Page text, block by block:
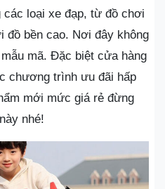
các loại xe đạp, từ đồ chơi
đồ bền cao. Nơi đây không
mã. Đặc biệt cửa hàng
chương trình ưu đãi hấp
mới mức giá rẻ đừng
nhé!